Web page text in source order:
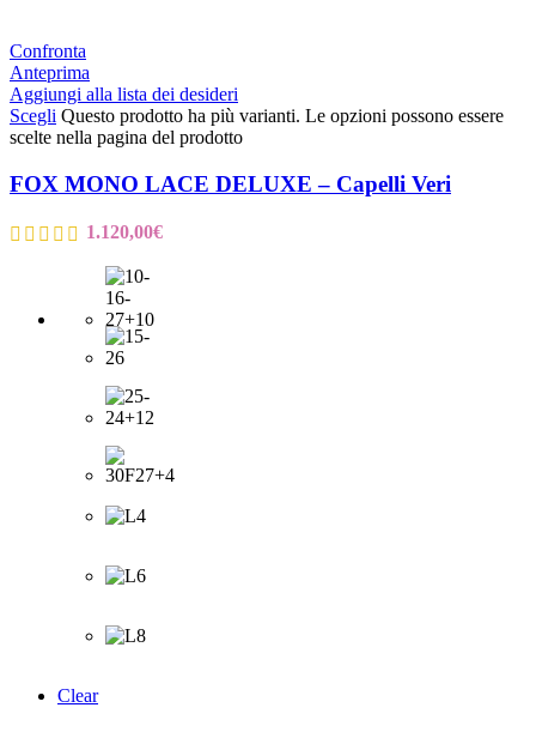
Confronta
Anteprima
Aggiungi alla lista dei desideri
Scegli Questo prodotto ha più varianti. Le opzioni possono essere
scelte nella pagina del prodotto
FOX MONO LACE DELUXE – Capelli Veri
1.120,00€
Clear